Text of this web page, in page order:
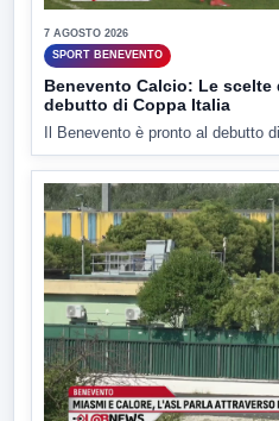
7 AGOSTO 2026
SPORT BENEVENTO
Benevento Calcio: Le
debutto di Coppa Italia
Il Benevento è pronto al debutto